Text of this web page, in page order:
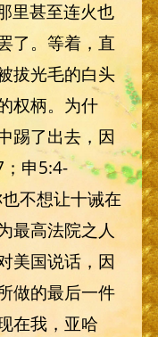
里甚至连火也
了。等着，直
拔光毛的白头
权柄。为什
踢了出去，因
申5:4-
不想让十诫在
最高法院之人
美国说话，因
做的最后一件
在我，亚哈